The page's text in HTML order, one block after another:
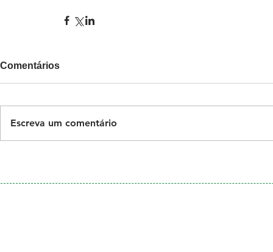
Comentários
Escreva um comentário